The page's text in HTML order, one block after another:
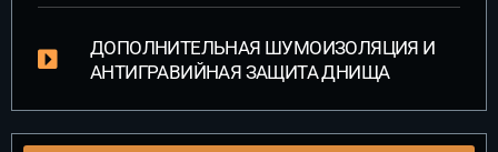
ДОПОЛНИТЕЛЬНАЯ ШУМОИЗОЛЯЦИЯ И
АНТИГРАВИЙНАЯ ЗАЩИТА ДНИЩА